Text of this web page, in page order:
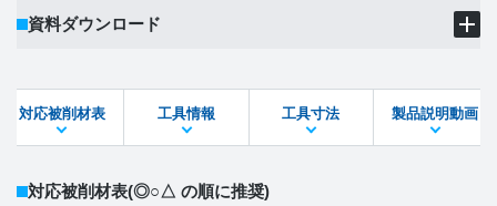
資料ダウンロード
STEPファイル DXFファイル
対応被削材表 工具情報 工具寸法 製品説明動画
対応被削材表(◎○△ の順に推奨)